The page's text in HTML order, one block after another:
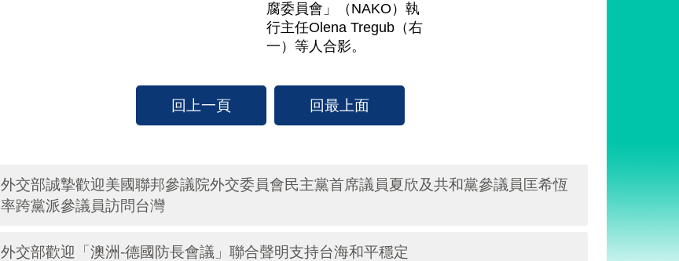
腐委員會」（NAKO）執
行主任Olena Tregub（右
一）等人合影。
回上一頁 回最上面
外交部誠摯歡迎美國聯邦參議院外交委員會民主黨首席議員夏欣及共和黨參議員匡希恆
率跨黨派參議員訪問台灣
外交部歡迎「澳洲-德國防長會議」聯合聲明支持台海和平穩定